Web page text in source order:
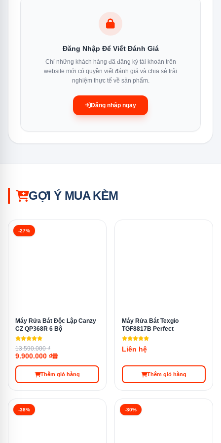
Các chương trình rửa đa dạng, thông minh phù hợp với nhu
Sấy khô tăng cường Extra Dry
Ngoài việc đảm bảo hiệu quả làm sạch tối ưu, máy rửa
chén Texgio TGFPCM795B Smart còn trang bị công
Đăng Nhập Để Viết Đánh Giá
Chỉ những khách hàng đã đăng ký tài khoản trên
website mới có quyền viết đánh giá và chia sẻ trải
nghiệm thực tế về sản phẩm.
Đăng nhập ngay
GỢI Ý MUA KÈM
-27%
Máy Rửa Bát Độc Lập Canzy
CZ QP368R 6 Bộ
13.590.000 ₫
9.900.000 ₫
Thêm giỏ hàng
Máy Rửa Bát Texgio
TGF8817B Perfect
Liên hệ
Thêm giỏ hàng
-38% -30%